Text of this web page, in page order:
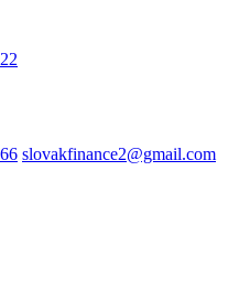
slovakfinance2@gmail.com